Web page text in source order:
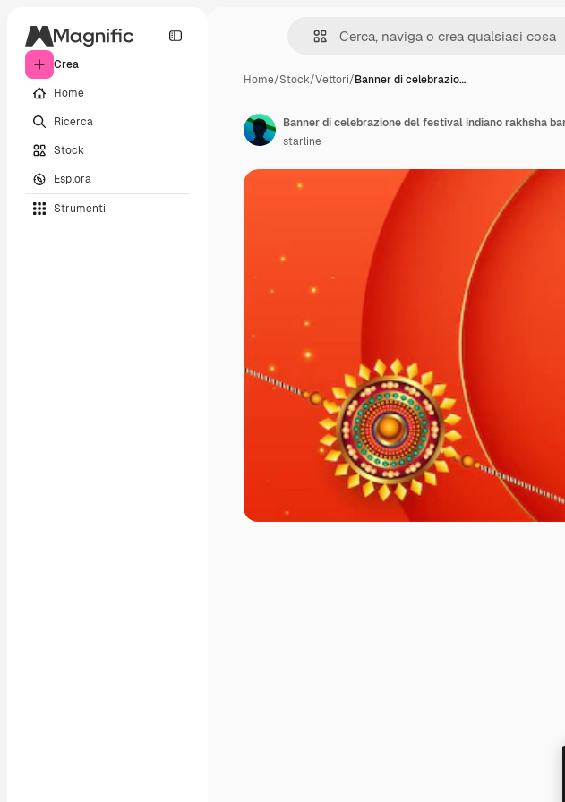
Crea
Home
Ricerca
Stock
Esplora
Strumenti
Home/Stock/Vettori/Banner di celebrazio…
Banner di celebrazione del festival indiano rakhsha
starline